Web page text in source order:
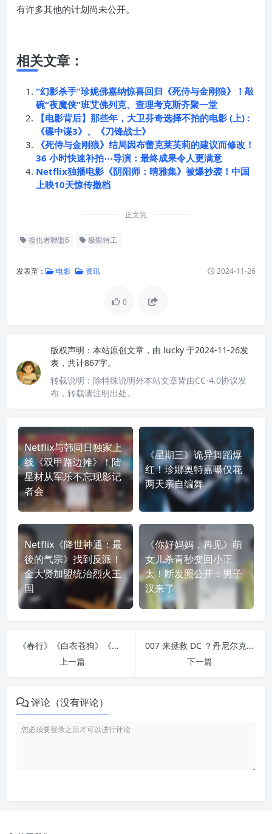
有许多其他的计划尚未公开。
相关文章：
“幻影杀手”珍妮佛嘉纳惊喜回归《死侍与金刚狼》！敲
碗“夜魔侠”班艾佛列克、查理考克斯齐聚一堂
【电影背后】那些年，大卫芬奇选择不拍的电影 (上) :
《碟中谍3》、《刀锋战士》
《死侍与金刚狼》结局因布蕾克莱芙莉的建议而修改！
36 小时快速补拍⋯导演：最终成果令人更满意
Netflix独播电影《阴阳师：晴雅集》被爆抄袭！中国
上映10天惊传撤档
正文完
復仇者聯盟6 极限特工
发表至： 电影 资讯 2024-11-26
0
版权声明： 本站原创文章，由 lucky 于2024-11-26发
表，共计867字。
转载说明： 除特殊说明外本站文章皆由CC-4.0协议发
布，转载请注明出处。
Netflix与韩同日独家上
线《双甲路边摊》！陆
星材从军乐不忘现影记
者会
《星期三》诡异舞蹈爆
红！珍娜奥特嘉曝仅花
两天亲自编舞
Netflix《降世神通：最
後的气宗》找到反派！
金大贤加盟统治烈火王
国
《你好妈妈，再见》萌
女儿杀青秒变回小正
太！断发照公开：男子
汉来了
《春行》《白衣苍狗》《我谈的那场恋爱》《空房间里的女人》导演们“金马 61 新导演论坛”畅谈创作理念与演员合作电影幕后
上一篇
007 来拯救 DC ？丹尼尔克雷格有望接演漫改电影《DC展台：洛克中士》化身二战英雄，与《请以你的名字呼唤我》导演再聚首
下一篇
评论（没有评论）